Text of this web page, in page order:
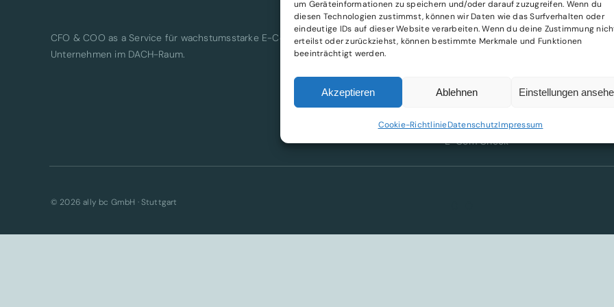
um Geräteinformationen zu speichern und/oder darauf zuzugreifen. Wenn du
diesen Technologien zustimmst, können wir Daten wie das Surfverhalten oder
eindeutige IDs auf dieser Website verarbeiten. Wenn du deine Zustimmung
erteilst oder zurückziehst, können bestimmte Merkmale und Funktionen
beeinträchtigt werden.
Akzeptieren Ablehnen Einstellungen
Cookie-RichtlinieDatenschutzImpressum
CFO & COO as a Service für wachstumsstarke E-Commerce-
Unternehmen im DACH-Raum.
LEISTUNGEN
CFO-Paket
E-Com Check
© 2026 ally bc GmbH · Stuttgart